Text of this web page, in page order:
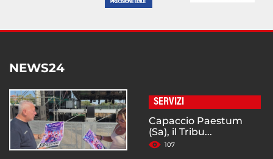
NEWS24
SERVIZI
Capaccio Paestum
(Sa), il Tribu...
107